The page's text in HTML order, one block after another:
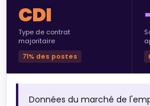
CDI
Type de contrat
majoritaire
71% des postes
Données du marché de